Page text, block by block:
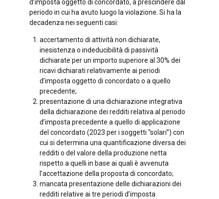
d’imposta oggetto di concordato, a prescindere dal
periodo in cui ha avuto luogo la violazione. Si ha la
decadenza nei seguenti casi:
accertamento di attività non dichiarate,
inesistenza o indeducibilità di passività
dichiarate per un importo superiore al 30% dei
ricavi dichiarati relativamente ai periodi
d’imposta oggetto di concordato o a quello
precedente;
presentazione di una dichiarazione integrativa
della dichiarazione dei redditi relativa al periodo
d’imposta precedente a quello di applicazione
del concordato (2023 per i soggetti “solari”) con
cui si determina una quantificazione diversa dei
redditi o del valore della produzione netta
rispetto a quelli in base ai quali è avvenuta
l’accettazione della proposta di concordato;
mancata presentazione delle dichiarazioni dei
redditi relative ai tre periodi d’imposta